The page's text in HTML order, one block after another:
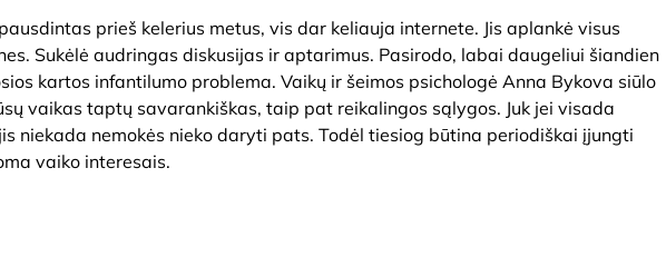
prieš kelerius metus, vis dar keliauja internete. Jis aplankė visus
Sukėlė audringas diskusijas ir aptarimus. Pasirodo, labai daugeliui šiandien
kartos infantilumo problema. Vaikų ir šeimos psichologė Anna Bykova siūlo
vaikas taptų savarankiškas, taip pat reikalingos sąlygos. Juk jei visada
niekada nemokės nieko daryti pats. Todėl tiesiog būtina periodiškai įjungti
vaiko interesais.